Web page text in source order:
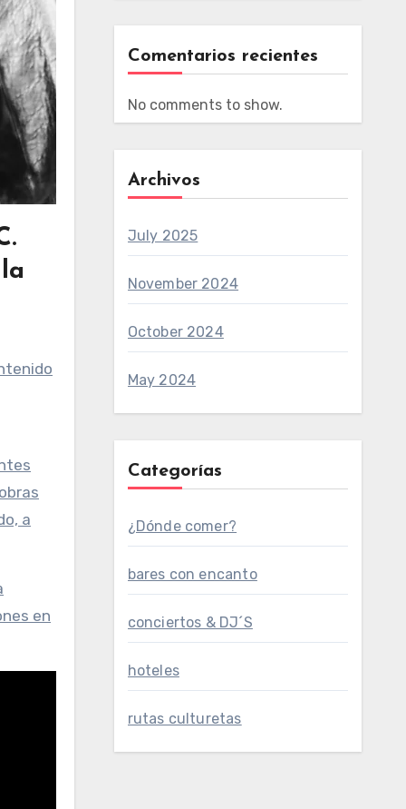
a
en
Comentarios recientes
No comments to show.
Archivos
July 2025
November 2024
October 2024
May 2024
Categorías
¿Dónde comer?
bares con encanto
conciertos & DJ´S
hoteles
rutas culturetas